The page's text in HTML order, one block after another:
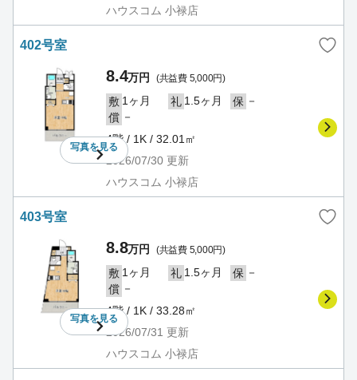
ハウスコム 小禄店
402号室
写真を見る
8.4万円 (共益費 5,000円)
敷 1ヶ月 礼 1.5ヶ月 保 －
償 －
4階 / 1K / 32.01㎡
2026/07/30 更新
ハウスコム 小禄店
403号室
写真を見る
8.8万円 (共益費 5,000円)
敷 1ヶ月 礼 1.5ヶ月 保 －
償 －
4階 / 1K / 33.28㎡
2026/07/31 更新
ハウスコム 小禄店